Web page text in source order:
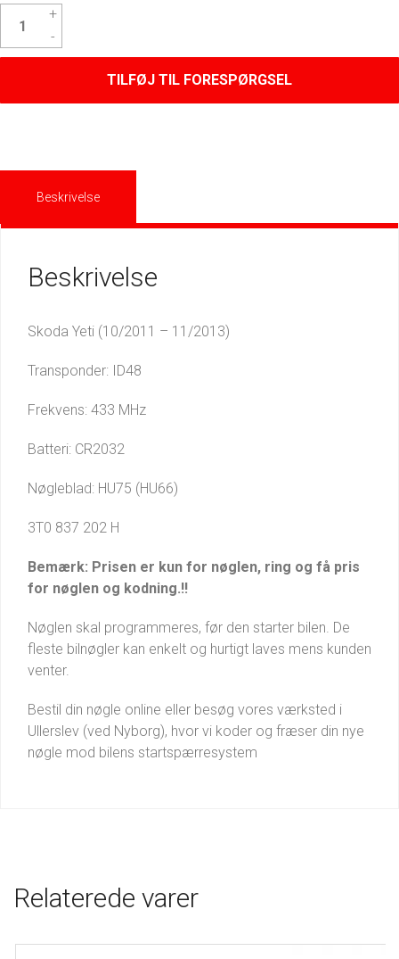
Yeti
Nøgle
TILFØJ TIL FORESPØRGSEL
Beskrivelse
Beskrivelse
Skoda Yeti (10/2011 – 11/2013)
Transponder: ID48
Frekvens: 433 MHz
Batteri: CR2032
Nøgleblad: HU75 (HU66)
3T0 837 202 H
Bemærk: Prisen er kun for nøglen, ring og få pris
for nøglen og kodning.!!
Nøglen skal programmeres, før den starter bilen. De
fleste bilnøgler kan enkelt og hurtigt laves mens kunden
venter.
Bestil din nøgle online eller besøg vores værksted i
Ullerslev (ved Nyborg), hvor vi koder og fræser din nye
nøgle mod bilens startspærresystem
Relaterede varer